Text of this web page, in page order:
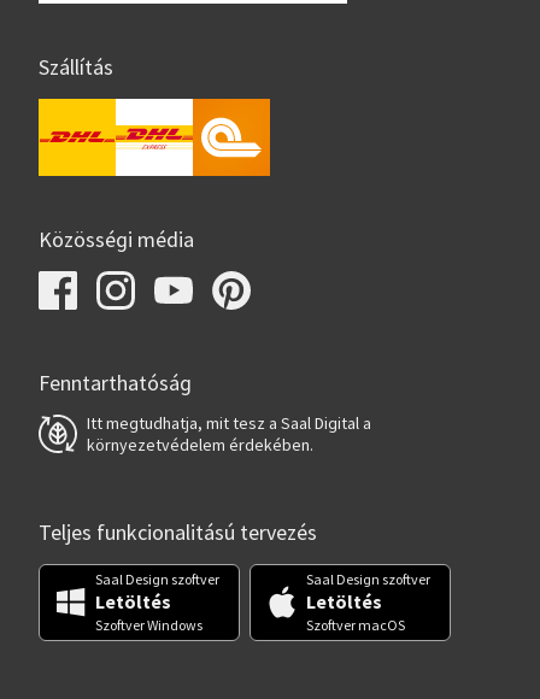
Szállítás
Közösségi média
Fenntarthatóság
Itt megtudhatja, mit tesz a Saal Digital a
környezetvédelem érdekében.
Teljes funkcionalitású tervezés
Saal Design szoftver
Letöltés
Szoftver Windows
Saal Design szoftver
Letöltés
Szoftver macOS